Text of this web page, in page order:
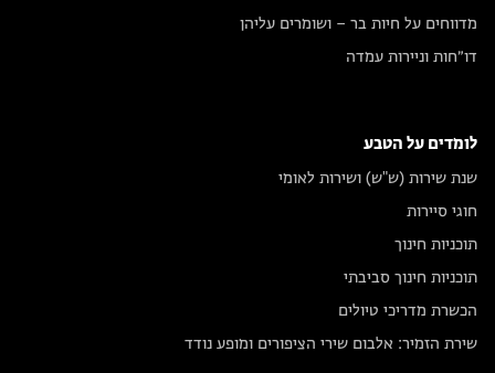
מדווחים על חיות בר – ושומרים עליהן
דו״חות וניירות עמדה
לומדים על הטבע
שנת שירות (ש"ש) ושירות לאומי
חוגי סיירות
תוכניות חינוך
תוכניות חינוך סביבתי
הכשרת מדריכי טיולים
שירת הזמיר: אלבום שירי הציפורים ומופע נודד